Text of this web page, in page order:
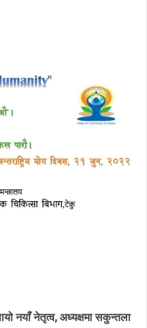
नयाँ नेतृत्व, अध्यक्षमा सकुन्तला